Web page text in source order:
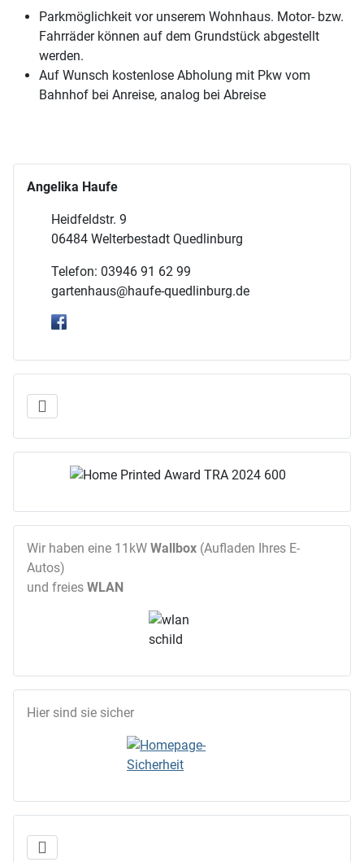
Parkmöglichkeit vor unserem Wohnhaus. Motor- bzw.
Fahrräder können auf dem Grundstück abgestellt
werden.
Auf Wunsch kostenlose Abholung mit Pkw vom
Bahnhof bei Anreise, analog bei Abreise
Angelika Haufe
Heidfeldstr. 9
06484 Welterbestadt Quedlinburg
Telefon: 03946 91 62 99
gartenhaus@haufe-quedlinburg.de
Wir haben eine 11kW Wallbox (Aufladen Ihres E-
Autos)
und freies WLAN
Hier sind sie sicher